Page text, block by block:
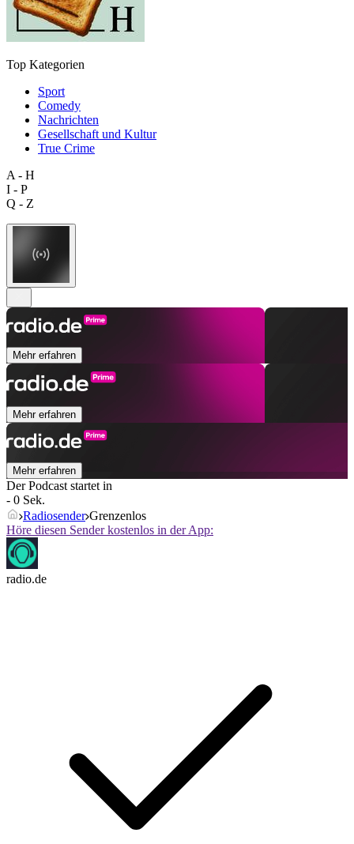
Top Kategorien
Sport
Comedy
Nachrichten
Gesellschaft und Kultur
True Crime
A - H
I - P
Q - Z
Mehr erfahren
Mehr erfahren
Mehr erfahren
Der Podcast startet in
- 0 Sek.
Radiosender Grenzenlos
Höre diesen Sender kostenlos in der App:
radio.de